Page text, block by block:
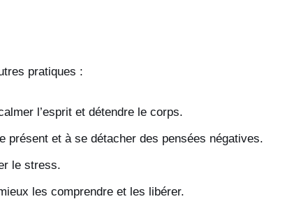
pratiques :
l’esprit et détendre le corps.
présent et à se détacher des pensées négatives.
le stress.
les comprendre et les libérer.